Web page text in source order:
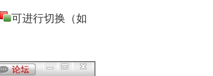
可进行切换（如